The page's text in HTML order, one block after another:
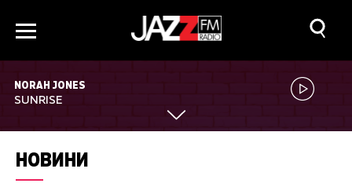
NORAH JONES
SUNRISE
НОВИНИ